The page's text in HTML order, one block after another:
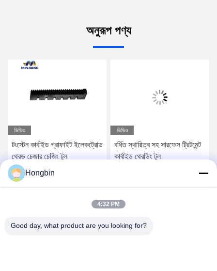
অনুরূপ পণ্য
ভিডিও
টংস্টেন কার্বাইড গ্রাফাইট ইলেকট্রোড
থ্রেড চেজার চেজিং টুল
ভিডিও
বর্ধিত স্থায়িত্ব সহ সারফেস ট্রিটমেন্ট
কার্বাইড থ্রেডিং টুল
Hongbin
4:32 PM
Good day, what product are you looking for?